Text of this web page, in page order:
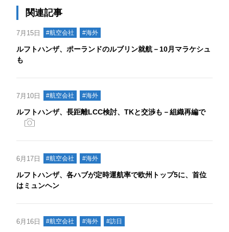
関連記事
7月15日 #航空会社 #海外
ルフトハンザ、ポーランドのルブリン就航－10月マラケシュ
も
7月10日 #航空会社 #海外
ルフトハンザ、長距離LCC検討、TKと交渉も－組織再編で
6月17日 #航空会社 #海外
ルフトハンザ、各ハブが定時運航率で欧州トップ5に、首位
はミュンヘン
6月16日 #航空会社 #海外 #訪日